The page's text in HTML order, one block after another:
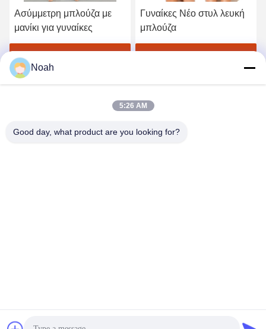
Ασύμμετρη μπλούζα με
μανίκι για γυναίκες
Βρείτε την καλύτερη τιμή
Γυναίκες Νέο στυλ λευκή
μπλούζα
2026 Changsha Yixuan Technology 99714 Template Company Όλα τα
Noah
5:26 AM
Good day, what product are you looking for?